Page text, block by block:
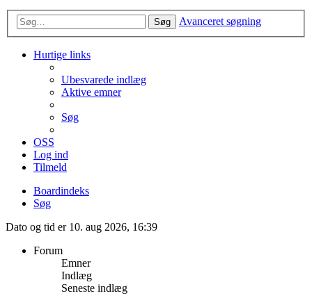
Søg Avanceret søgning
Hurtige links
Ubesvarede indlæg
Aktive emner
Søg
OSS
Log ind
Tilmeld
Boardindeks
Søg
Dato og tid er 10. aug 2026, 16:39
Forum
Emner
Indlæg
Seneste indlæg